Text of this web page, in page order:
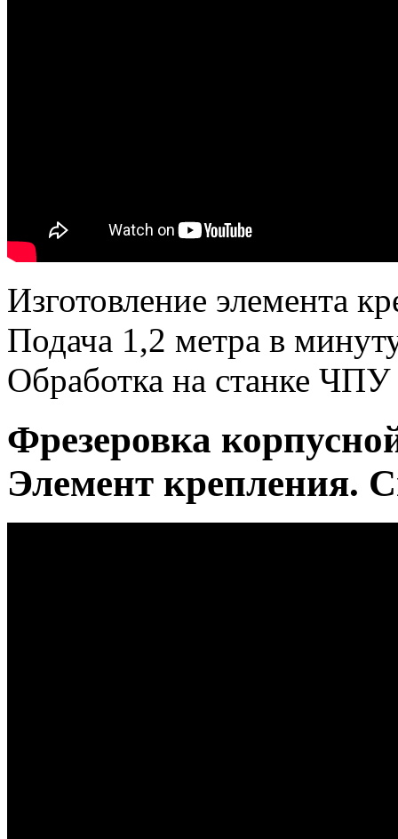
Изготовление элемента
Подача 1,2 метра в
Обработка на станке
Фрезеровка
Элемент крепления.